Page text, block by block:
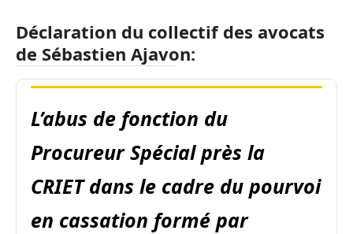
Déclaration du collectif des avocats
de Sébastien Ajavon:
L’abus de fonction du
Procureur Spécial près la
CRIET dans le cadre du pourvoi
en cassation formé par